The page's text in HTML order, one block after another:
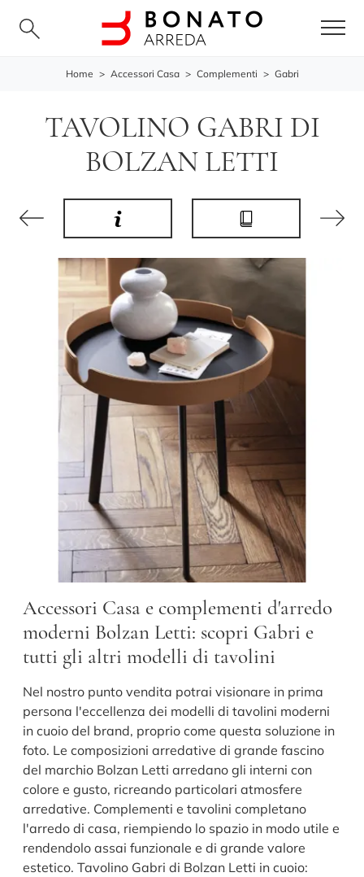
Home > Accessori Casa > Complementi > Gabri
TAVOLINO GABRI DI
BOLZAN LETTI
Accessori Casa e complementi d'arredo
moderni Bolzan Letti: scopri Gabri e
tutti gli altri modelli di tavolini
Nel nostro punto vendita potrai visionare in prima
persona l'eccellenza dei modelli di tavolini moderni
in cuoio del brand, proprio come questa soluzione in
foto. Le composizioni arredative di grande fascino
del marchio Bolzan Letti arredano gli interni con
colore e gusto, ricreando particolari atmosfere
arredative. Complementi e tavolini completano
l'arredo di casa, riempiendo lo spazio in modo utile e
rendendolo assai funzionale e di grande valore
estetico. Tavolino Gabri di Bolzan Letti in cuoio: